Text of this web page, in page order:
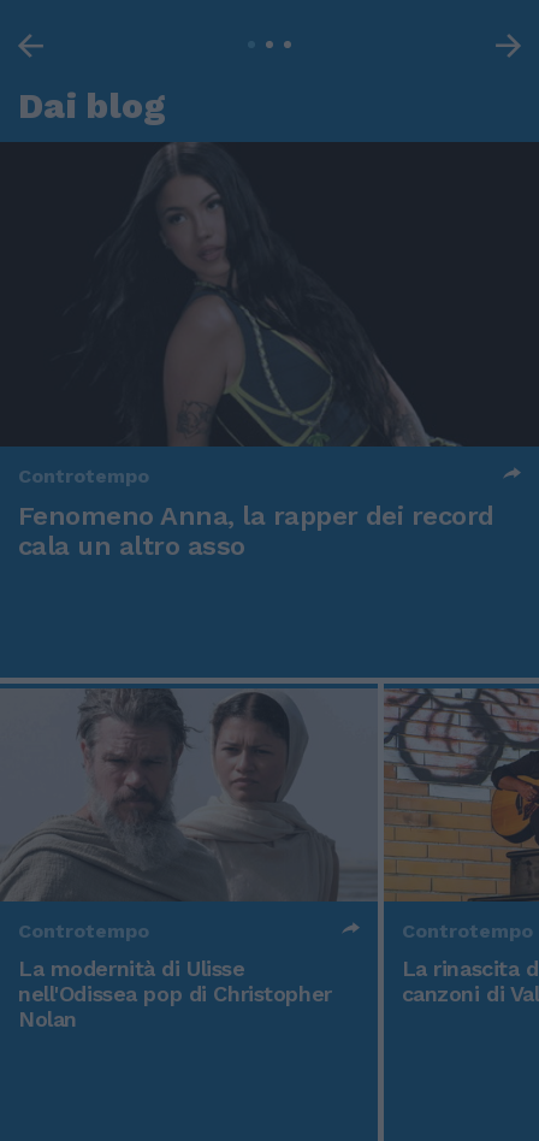
Dai blog
Controtempo
Fenomeno Anna, la rapper dei record
cala un altro asso
Controtempo
La modernità di Ulisse
nell'Odissea pop di Christopher
Nolan
Controtempo
La rinascita
canzoni di